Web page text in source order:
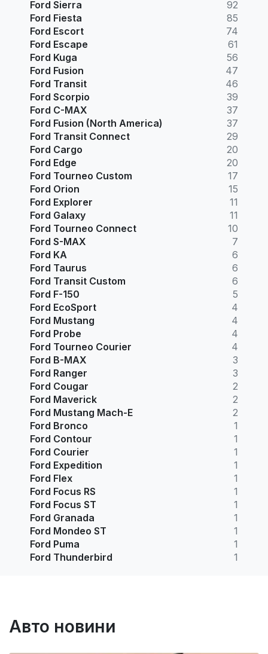
Ford Sierra
92
Ford Fiesta
85
Ford Escort
74
Ford Escape
61
Ford Kuga
56
Ford Fusion
47
Ford Transit
46
Ford Scorpio
39
Ford C-MAX
37
Ford Fusion (North America)
37
Ford Transit Connect
29
Ford Cargo
20
Ford Edge
20
Ford Tourneo Custom
17
Ford Orion
15
Ford Explorer
11
Ford Galaxy
11
Ford Tourneo Connect
10
Ford S-MAX
7
Ford KA
6
Ford Taurus
6
Ford Transit Custom
6
Ford F-150
5
Ford EcoSport
4
Ford Mustang
4
Ford Probe
4
Ford Tourneo Courier
4
Ford B-MAX
3
Ford Ranger
3
Ford Cougar
2
Ford Maverick
2
Ford Mustang Mach-E
2
Ford Bronco
1
Ford Contour
1
Ford Courier
1
Ford Expedition
1
Ford Flex
1
Ford Focus RS
1
Ford Focus ST
1
Ford Granada
1
Ford Mondeo ST
1
Ford Puma
1
Ford Thunderbird
1
Авто новини